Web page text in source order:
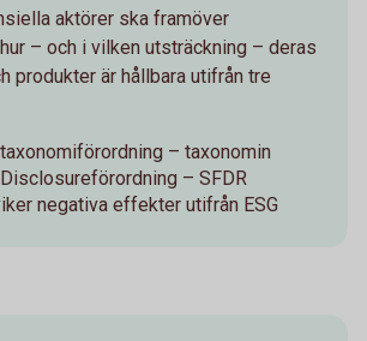
aktörer ska framöver
– och i vilken utsträckning – deras
produkter är hållbara utifrån tre
– taxonomin
– SFDR
negativa effekter utifrån ESG